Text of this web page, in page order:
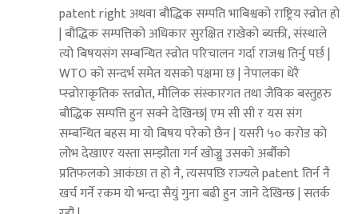
patent right अथवा बौद्धिक सम्पति भाबिश्वको राष्ट्रिय स्व्रोत हो
| बौद्धिक सम्पत्तिको अधिकार सुरक्षित राखेको ब्यक्ती, संस्थाले
त्यो बिषयसंग सम्बन्धित स्व्रोत परिचालन गर्दा राजश्व तिर्नु पर्छ |
WTO को सन्दर्भ समेत यसको पक्षमा छ | नेपालका धेरै
प्स्व्रोराकृतिक स्तव्रोत, मौलिक संस्कारगत तथा जैविक बस्तुहरु
बौद्धिक सम्पत्ति हुन सक्ने देखिन्छ| एम सी सी र यस संग
सम्बन्धित बहस मा यो बिषय परेको छैन | यसरी ५० करोड को
लोभ देखाएर यस्ता सम्झौता गर्न खोज्नु उसको अर्बौको
प्रतिफलको आकंछा त हो नै, त्यसपछि राज्यले patent तिर्न नै
खर्च गर्ने रकम यो भन्दा सैयुं गुना बढी हुन जाने देखिन्छ | सतर्क